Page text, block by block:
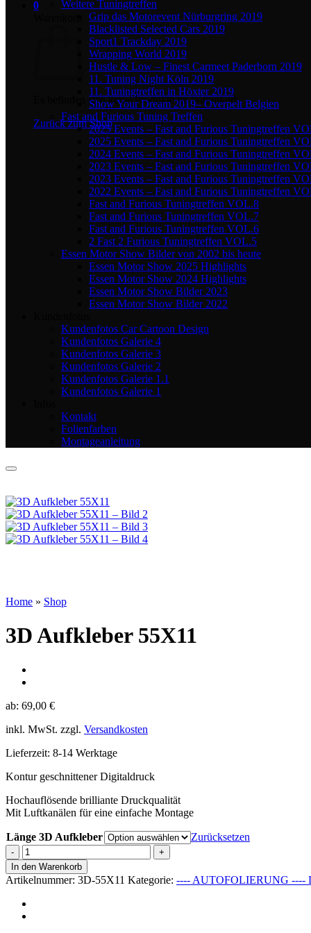
0
Es befinden sich keine Produkte im Warenkorb.
Zurück zum Shop
Weitere Tuningtreffen
Grip das Motorevent Nürburgring 2019
Blacklisted Selected Cars 2019
Sport1 Trackday 2019
Wrapping World 2019
Hustle & Low – Finest Carmeet Paderborn 2019
11. Tuning Night Köln 2019
11. Tuningtreffen in Höxter 2019
Show Your Dream 2019– Overpelt Belgien
Fast and Furious Tuning Treffen
2025 Events – Fast and Furious Tuningtreffen
2025 Events – Fast and Furious Tuningtreffen
2024 Events – Fast and Furious Tuningtreffen
2023 Events – Fast and Furious Tuningtreffen
2023 Events – Fast and Furious Tuningtreffen
2022 Events – Fast and Furious Tuningtreffen
Fast and Furious Tuningtreffen VOL.8
Fast and Furious Tuningtreffen VOL.7
Fast and Furious Tuningtreffen VOL.6
2 Fast 2 Furious Tuningtreffen VOL.5
Essen Motor Show Bilder von 2002 bis heute
Essen Motor Show 2025 Highlights
Essen Motor Show 2024 Highlights
Essen Motor Show Bilder 2023
Essen Motor Show Bilder 2022
Kundenfotos Car Cartoon Design
Kundenfotos Galerie 4
Kundenfotos Galerie 3
Kundenfotos Galerie 2
Kundenfotos Galerie 1.1
Kundenfotos Galerie 1
Kontakt
Folienfarben
Montageanleitung
Home » Shop
3D Aufkleber 55X11
ab: 69,00 €
inkl. MwSt. zzgl. Versandkosten
Lieferzeit: 8-14 Werktage
Kontur geschnittener Digitaldruck
Hochauflösende brilliante Druckqualität
Mit Luftkanälen für eine einfache Montage
Länge 3D Aufkleber
Zurücksetzen
3D
Aufkleber
55X11
Menge
In den Warenkorb
Artikelnummer: 3D-55X11 Kategorie: ---- AUTOFOLIERUNG ----